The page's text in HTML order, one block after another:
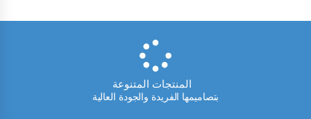
المنتجات المتنوعة
بتصاميمها الفريدة والجودة العالية